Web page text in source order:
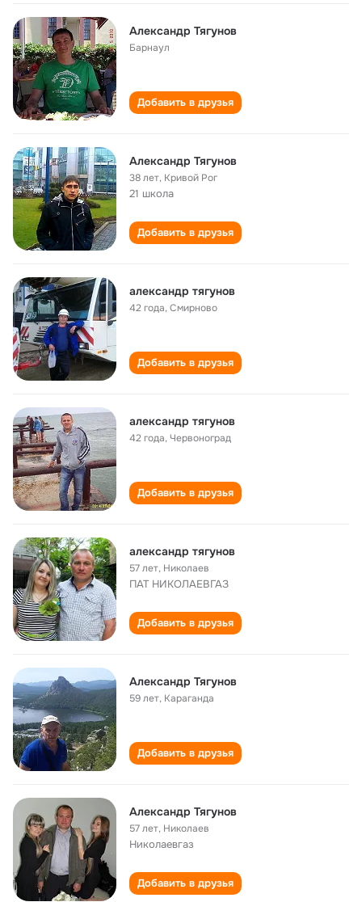
Александр Тягунов
Барнаул
Добавить в друзья
Александр Тягунов
38 лет, Кривой Рог
21 школа
Добавить в друзья
александр тягунов
42 года,Смирново
Добавить в друзья
александр тягунов
42 года,Червоноград
Добавить в друзья
александр тягунов
57 лет, Николаев
ПАТ НИКОЛАЕВГАЗ
Добавить в друзья
Александр Тягунов
59 лет, Караганда
Добавить в друзья
Александр Тягунов
57 лет, Николаев
Николаевгаз
Добавить в друзья